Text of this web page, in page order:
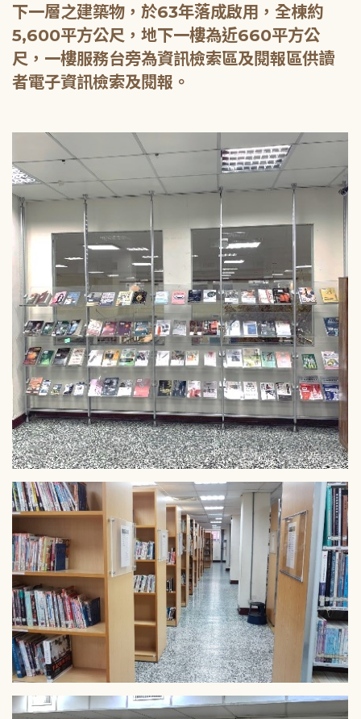
下一層之建築物，於63年落成啟用，全棟約
5,600平方公尺，地下一樓為近660平方公
尺，一樓服務台旁為資訊檢索區及閱報區供讀
者電子資訊檢索及閱報。